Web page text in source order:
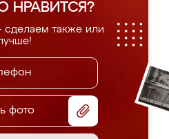
НРАВИТСЯ?
сделаем также или
фото